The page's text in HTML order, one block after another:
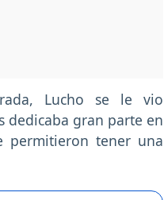
Lucho se le vio
dedicaba gran parte en
permitieron tener una